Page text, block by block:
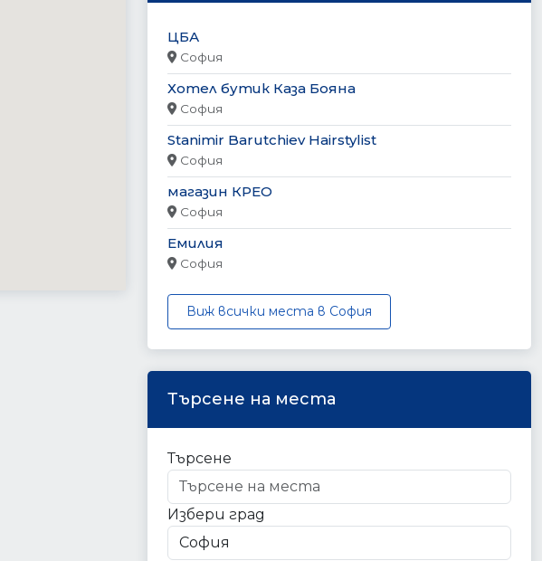
ЦБА
София
Хотел бутик Каза Бояна
София
Stanimir Barutchiev Hairstylist
София
магазин КРЕО
София
Емилия
София
Виж всички места в София
Търсене на места
Търсене
Избери град